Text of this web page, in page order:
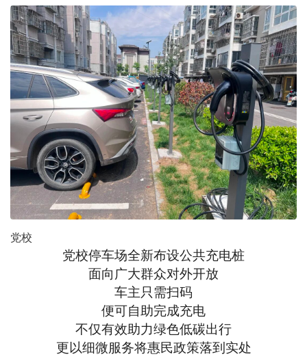
党校
党校停车场全新布设公共充电桩
面向广大群众对外开放
车主只需扫码
便可自助完成充电
不仅有效助力绿色低碳出行
更以细微服务将惠民政策落到实处